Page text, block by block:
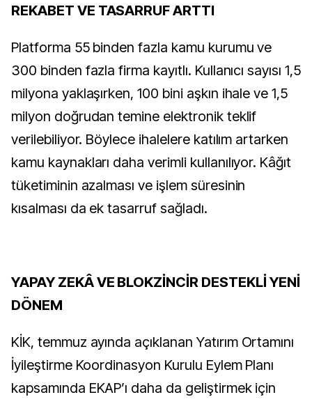
REKABET VE TASARRUF ARTTI
Platforma 55 binden fazla kamu kurumu ve
300 binden fazla firma kayıtlı. Kullanıcı sayısı 1,5
milyona yaklaşırken, 100 bini aşkın ihale ve 1,5
milyon doğrudan temine elektronik teklif
verilebiliyor. Böylece ihalelere katılım artarken
kamu kaynakları daha verimli kullanılıyor. Kâğıt
tüketiminin azalması ve işlem süresinin
kısalması da ek tasarruf sağladı.
YAPAY ZEKÂ VE BLOKZİNCİR DESTEKLİ YENİ
DÖNEM
KİK, temmuz ayında açıklanan Yatırım Ortamını
İyileştirme Koordinasyon Kurulu Eylem Planı
kapsamında EKAP’ı daha da geliştirmek için